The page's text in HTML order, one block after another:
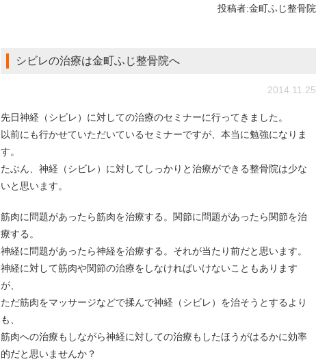
投稿者:金町ふじ整骨院
シビレの治療は金町ふじ整骨院へ
2014.11.25
先日神経（シビレ）に対しての治療のセミナーに行ってきました。
以前にも行かせていただいているセミナーですが、本当に勉強になりま
す。
たぶん、神経（シビレ）に対してしっかりと治療ができる整骨院は少な
いと思います。
筋肉に問題があったら筋肉を治療する。関節に問題があったら関節を治
療する。
神経に問題があったら神経を治療する。それが当たり前だと思います。
神経に対して筋肉や関節の治療をしなければいけないこともあります
が、
ただ筋肉をマッサージなどで揉んで神経（シビレ）を治そうとするより
も、
筋肉への治療もしながら神経に対しての治療もしたほうがはるかに効率
的だと思いませんか？